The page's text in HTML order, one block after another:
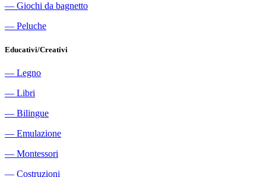
― Giochi da bagnetto
― Peluche
Educativi/Creativi
― Legno
― Libri
― Bilingue
― Emulazione
― Montessori
― Costruzioni